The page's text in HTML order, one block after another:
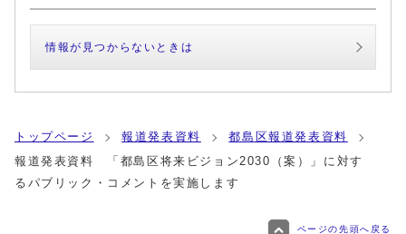
情報が見つからないときは
トップページ 報道発表資料
都島区報道発表資料
報道発表資料 「都島区将来ビジョン2030（案）」に対す
るパブリック・コメントを実施します
ページの先頭へ戻る